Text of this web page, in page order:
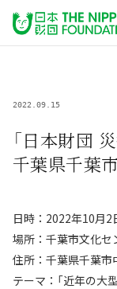
2022.09.15
「日本財団
千葉県千葉
日時：2022年10月2
場所：千葉市文化セ
住所：千葉県千葉
テーマ：「近年の大